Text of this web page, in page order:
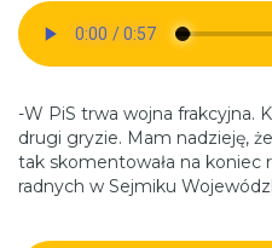
-W PiS trwa wojna frakcyjna.
drugi gryzie. Mam nadzieję,
tak skomentowała na koniec
radnych w Sejmiku